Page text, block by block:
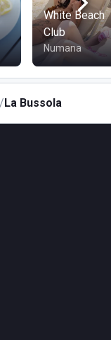
White Beach
Club
Numana
La Bussola